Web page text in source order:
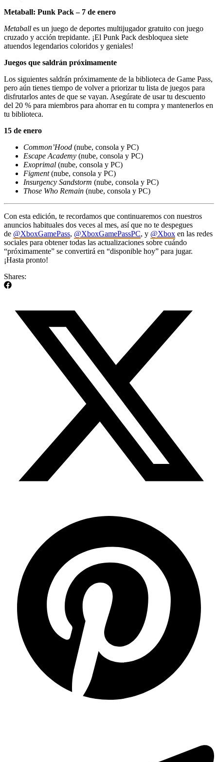
Metaball: Punk Pack – 7 de enero
Metaball es un juego de deportes multijugador gratuito con juego
cruzado y acción trepidante. ¡El Punk Pack desbloquea siete
atuendos legendarios coloridos y geniales!
Juegos que saldrán próximamente
Los siguientes saldrán próximamente de la biblioteca de Game Pass,
pero aún tienes tiempo de volver a priorizar tu lista de juegos para
disfrutarlos antes de que se vayan. Asegúrate de usar tu descuento
del 20 % para miembros para ahorrar en tu compra y mantenerlos en
tu biblioteca.
15 de enero
Common’Hood (nube, consola y PC)
Escape Academy (nube, consola y PC)
Exoprimal (nube, consola y PC)
Figment(nube, consola y PC)
Insurgency Sandstorm (nube, consola y PC)
Those Who Remain (nube, consola y PC)
Con esta edición, te recordamos que continuaremos con nuestros
anuncios habituales dos veces al mes, así que no te despegues
de @XboxGamePass, @XboxGamePassPC, y @Xbox en las redes
sociales para obtener todas las actualizaciones sobre cuándo
“próximamente” se convertirá en “disponible hoy” para jugar.
¡Hasta pronto!
Shares: